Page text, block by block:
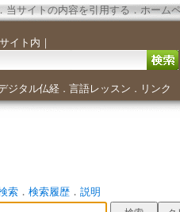
当サイトの内容を引用する ． ホーム
イト内 ｜
ジタル仏経． 言語レッスン ． リンク
索． 検索履歴． 説明